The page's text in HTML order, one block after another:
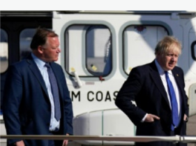
Caracas
25 °C
Panama City
24 °C